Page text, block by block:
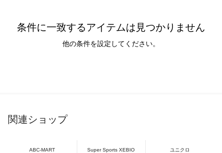
条件に一致するアイテムは見つかりません
他の条件を設定してください。
関連ショップ
ABC-MART
Super Sports XEBIO
ユニクロ